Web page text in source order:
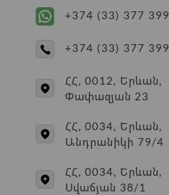
+374 (33) 377 399
+374 (33) 377 399
ՀՀ, 0012, Երևան,
Փափազյան 23
ՀՀ, 0034, Երևան,
Անդրանիկի 79/4
ՀՀ, 0034, Երևան,
Սվաճյան 38/1